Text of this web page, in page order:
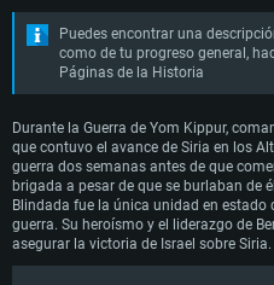
Puedes encontrar una
como de tu progreso general,
Páginas de la Historia
Durante la Guerra de Yom Kippur,
que contuvo el avance de Siria en los
guerra dos semanas antes de que
brigada a pesar de que se burlaban de
Blindada fue la única unidad en
guerra. Su heroísmo y el liderazgo de
asegurar la victoria de Israel sobre Siria.